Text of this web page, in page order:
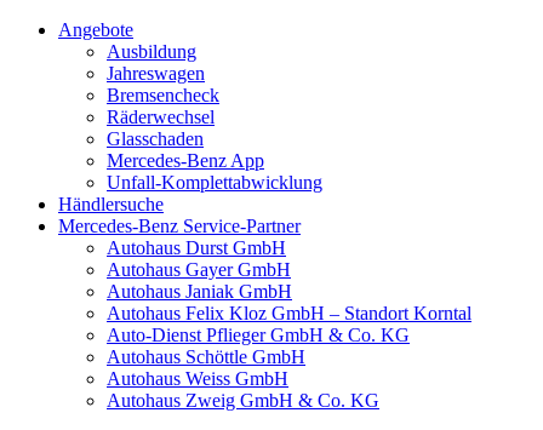
Angebote
Ausbildung
Jahreswagen
Bremsencheck
Räderwechsel
Glasschaden
Mercedes-Benz App
Unfall-Komplettabwicklung
Händlersuche
Mercedes-Benz Service-Partner
Autohaus Durst GmbH
Autohaus Gayer GmbH
Autohaus Janiak GmbH
Autohaus Felix Kloz GmbH – Standort Korntal
Auto-Dienst Pflieger GmbH & Co. KG
Autohaus Schöttle GmbH
Autohaus Weiss GmbH
Autohaus Zweig GmbH & Co. KG